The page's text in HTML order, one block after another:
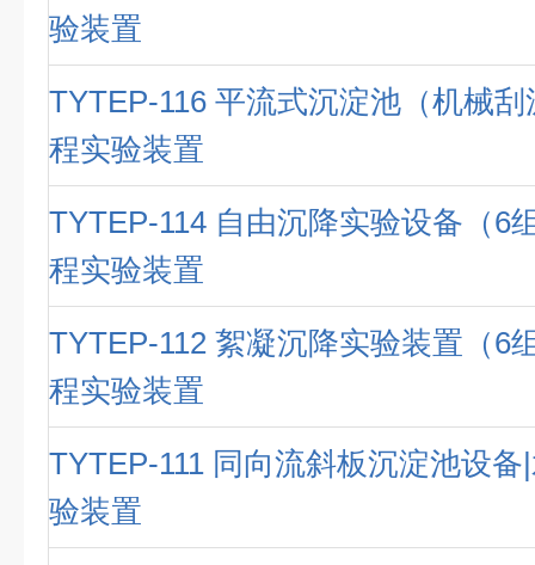
验装置
TYTEP-116 平流式沉淀池（机械
程实验装置
TYTEP-114 自由沉降实验设备（6
程实验装置
TYTEP-112 絮凝沉降实验装置（6
程实验装置
TYTEP-111 同向流斜板沉淀池设
验装置